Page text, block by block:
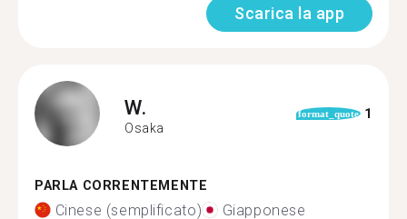
Scarica la app
W.
Osaka
format_quote 1
PARLA CORRENTEMENTE
Cinese (semplificato) Giapponese